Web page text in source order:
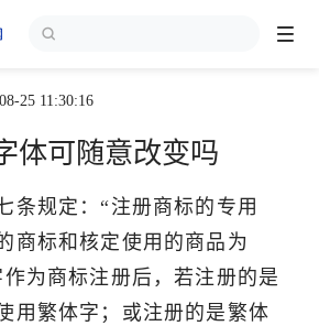
25 11:30:16
体可随意改变吗
条规定：“注册商标的专用
商标和核定使用的商品为
作为商标注册后，若注册的是
用繁体字；或注册的是繁体